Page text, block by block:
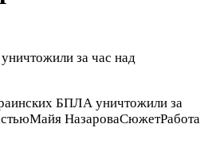
БПЛА уничтожили за
Майя НазароваСюжетРабота